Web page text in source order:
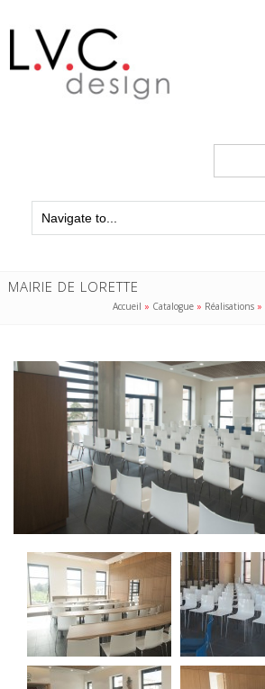
MAIRIE DE LORETTE
Accueil » Catalogue » Réalisations »